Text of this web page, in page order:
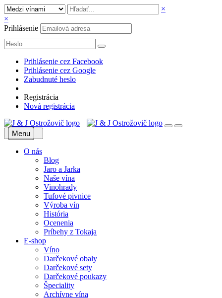
×
×
Prihlásenie
Prihlásenie cez Facebook
Prihlásenie cez Google
Zabudnuté heslo
Registrácia
Nová registrácia
Menu
O nás
Blog
Jaro a Jarka
Naše vína
Vinohrady
Tufové pivnice
Výroba vín
História
Ocenenia
Príbehy z Tokaja
E-shop
Víno
Darčekové obaly
Darčekové sety
Darčekové poukazy
Špeciality
Archívne vína